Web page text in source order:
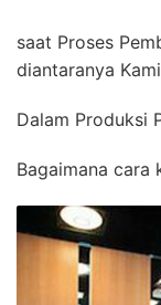
saat Proses
diantaranya
Dalam Produksi
Bagaimana cara